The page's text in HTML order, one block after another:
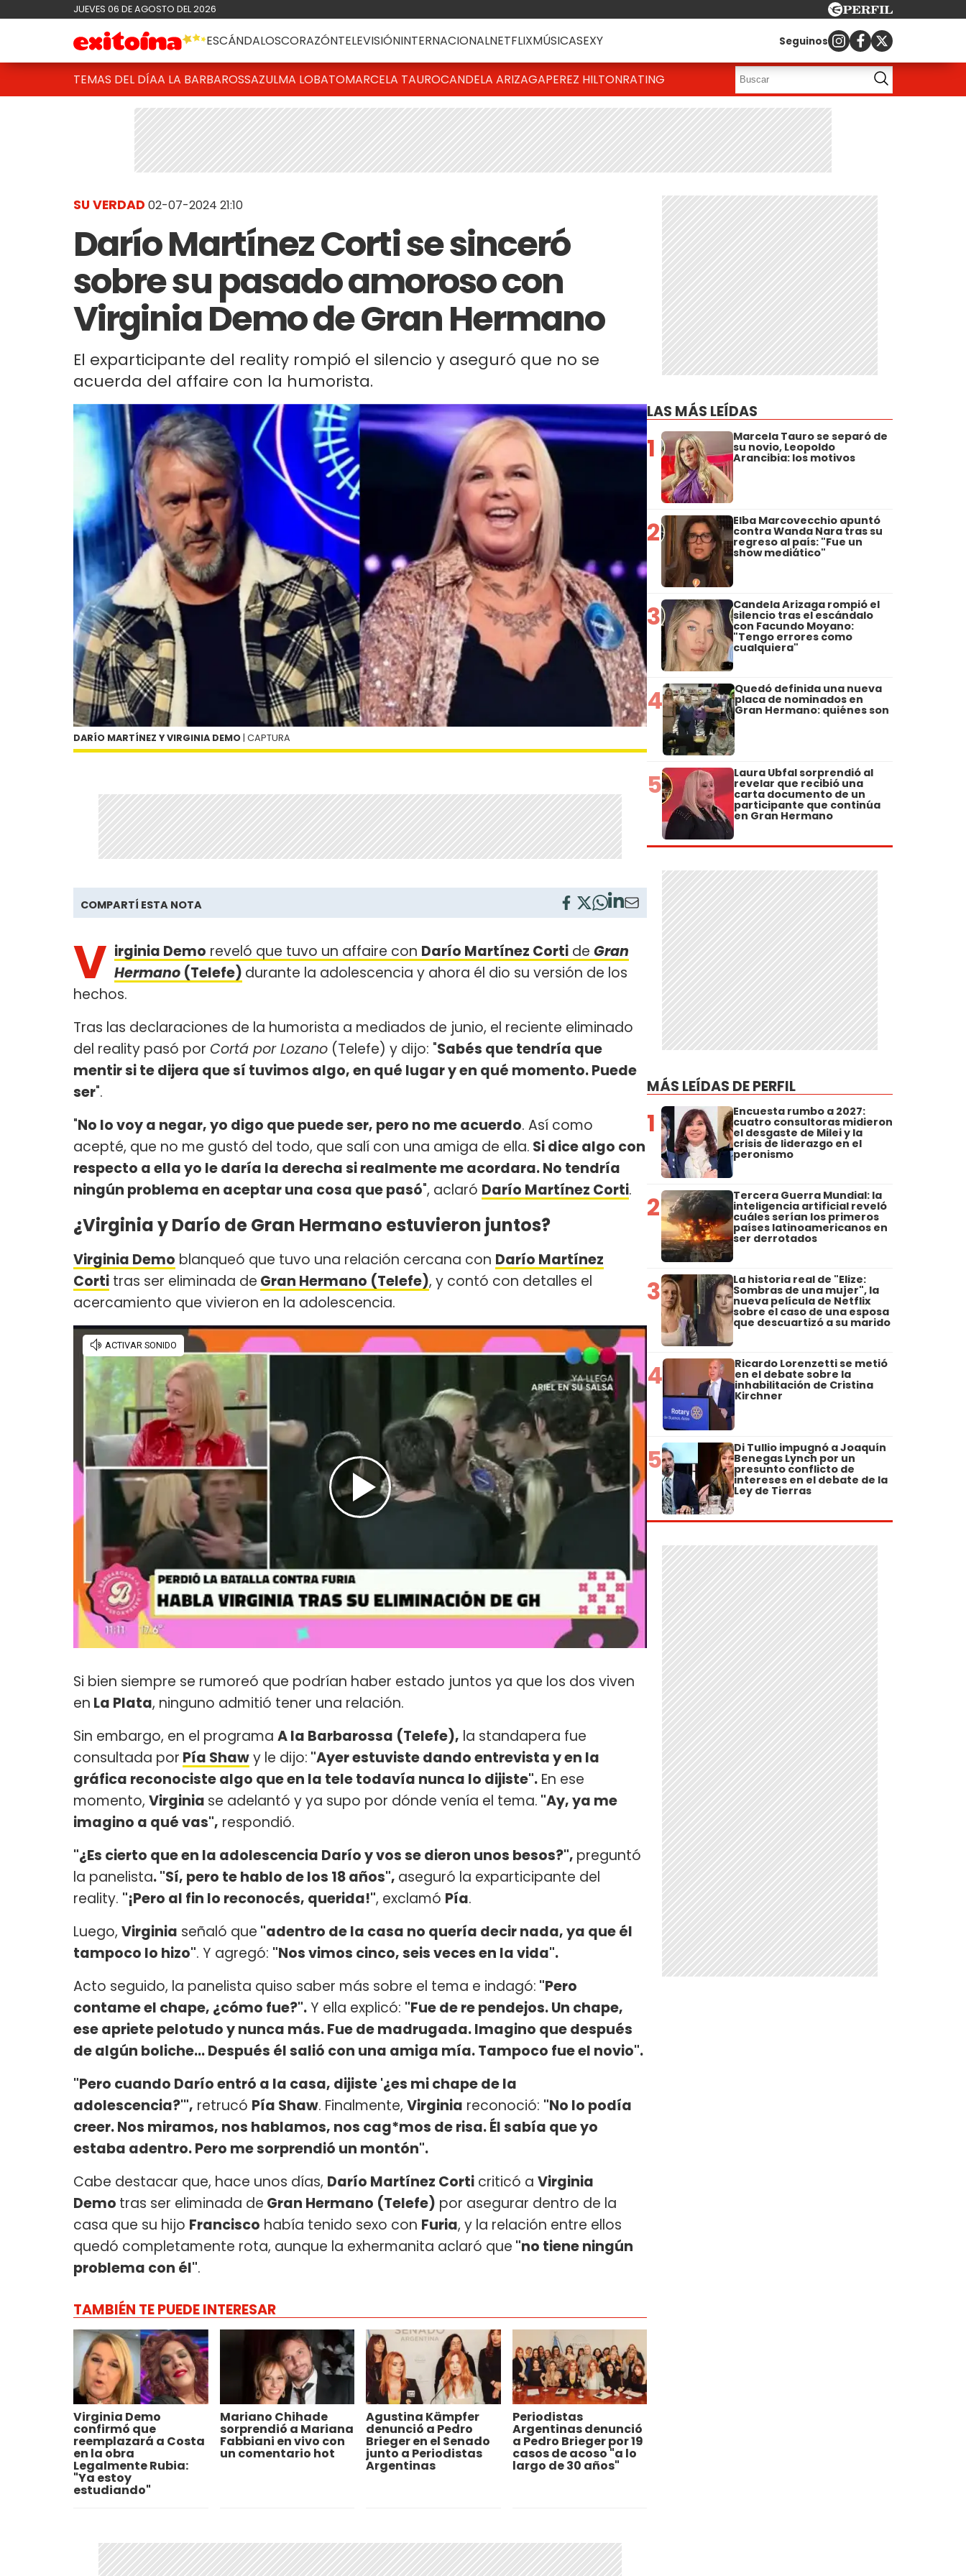
JUEVES 06 DE AGOSTO DEL 2026
ESCÁNDALOSCORAZÓNTELEVISIÓNINTERNACIONALNETFLIXMÚSICASEXY Seguinos
TEMAS DEL DÍAA LA BARBAROSSAZULMA LOBATOMARCELA TAUROCANDELA ARIZAGAPEREZ HILTONRATING
SU VERDAD 02-07-2024 21:10
Darío Martínez Corti se sinceró
sobre su pasado amoroso con
Virginia Demo de Gran Hermano
El exparticipante del reality rompió el silencio y aseguró que no se
acuerda del affaire con la humorista.
DARÍO MARTÍNEZ Y VIRGINIA DEMO | CAPTURA
COMPARTÍ ESTA NOTA
V irginia Demo reveló que tuvo un affaire con Darío Martínez Corti de Gran
Hermano (Telefe) durante la adolescencia y ahora él dio su versión de los
hechos.
Tras las declaraciones de la humorista a mediados de junio, el reciente eliminado
del reality pasó por Cortá por Lozano (Telefe) y dijo: "Sabés que tendría que
mentir si te dijera que sí tuvimos algo, en qué lugar y en qué momento. Puede
ser".
"No lo voy a negar, yo digo que puede ser, pero no me acuerdo. Así como
acepté, que no me gustó del todo, que salí con una amiga de ella. Si dice algo con
respecto a ella yo le daría la derecha si realmente me acordara. No tendría
ningún problema en aceptar una cosa que pasó", aclaró Darío Martínez Corti.
¿Virginia y Darío de Gran Hermano estuvieron juntos?
Virginia Demo blanqueó que tuvo una relación cercana con Darío Martínez
Corti tras ser eliminada de Gran Hermano (Telefe), y contó con detalles el
acercamiento que vivieron en la adolescencia.
Si bien siempre se rumoreó que podrían haber estado juntos ya que los dos viven
en La Plata, ninguno admitió tener una relación.
Sin embargo, en el programa A la Barbarossa (Telefe), la standapera fue
consultada por Pía Shawy le dijo: "Ayer estuviste dando entrevista y en la
gráfica reconociste algo que en la tele todavía nunca lo dijiste". En ese
momento, Virginia se adelantó y ya supo por dónde venía el tema. "Ay, ya me
imagino a qué vas", respondió.
"¿Es cierto que en la adolescencia Darío y vos se dieron unos besos?", preguntó
la panelista. "Sí, pero te hablo de los 18 años", aseguró la exparticipante del
reality. "¡Pero al fin lo reconocés, querida!", exclamó Pía.
Luego, Virginia señaló que "adentro de la casa no quería decir nada, ya que él
tampoco lo hizo". Y agregó: "Nos vimos cinco, seis veces en la vida".
Acto seguido, la panelista quiso saber más sobre el tema e indagó: "Pero
contame el chape, ¿cómo fue?".Y ella explicó: "Fue de re pendejos. Un chape,
ese apriete pelotudo y nunca más. Fue de madrugada. Imagino que después
de algún boliche... Después él salió con una amiga mía. Tampoco fue el novio".
"Pero cuando Darío entró a la casa, dijiste '¿es mi chape de la
adolescencia?'", retrucó Pía Shaw. Finalmente, Virginia reconoció: "No lo podía
creer. Nos miramos, nos hablamos, nos cag*mos de risa. Él sabía que yo
estaba adentro. Pero me sorprendió un montón".
Cabe destacar que, hace unos días, Darío Martínez Corti criticó a Virginia
Demo tras ser eliminada de Gran Hermano (Telefe) por asegurar dentro de la
casa que su hijo Francisco había tenido sexo con Furia, y la relación entre ellos
quedó completamente rota, aunque la exhermanita aclaró que "no tiene ningún
problema con él".
TAMBIÉN TE PUEDE INTERESAR
Virginia Demo
confirmó que
reemplazará a Costa
en la obra
Legalmente Rubia:
"Ya estoy
estudiando"
Mariano Chihade
sorprendió a Mariana
Fabbiani en vivo con
un comentario hot
Agustina Kämpfer
denunció a Pedro
Brieger en el Senado
junto a Periodistas
Argentinas
Periodistas
Argentinas denunció
a Pedro Brieger por 19
casos de acoso "a lo
largo de 30 años"
LAS MÁS LEÍDAS
1 Marcela Tauro se separó de
su novio, Leopoldo
Arancibia: los motivos
2 Elba Marcovecchio apuntó
contra Wanda Nara tras su
regreso al país: "Fue un
show mediático"
3 Candela Arizaga rompió el
silencio tras el escándalo
con Facundo Moyano:
"Tengo errores como
cualquiera"
4 Quedó definida una nueva
placa de nominados en
Gran Hermano: quiénes son
5 Laura Ubfal sorprendió al
revelar que recibió una
carta documento de un
participante que continúa
en Gran Hermano
MÁS LEÍDAS DE PERFIL
1 Encuesta rumbo a 2027:
cuatro consultoras midieron
el desgaste de Milei y la
crisis de liderazgo en el
peronismo
2 Tercera Guerra Mundial: la
inteligencia artificial reveló
cuáles serían los primeros
países latinoamericanos en
ser derrotados
3 La historia real de "Elize:
Sombras de una mujer", la
nueva película de Netflix
sobre el caso de una esposa
que descuartizó a su marido
4 Ricardo Lorenzetti se metió
en el debate sobre la
inhabilitación de Cristina
Kirchner
5 Di Tullio impugnó a Joaquín
Benegas Lynch por un
presunto conflicto de
intereses en el debate de la
Ley de Tierras